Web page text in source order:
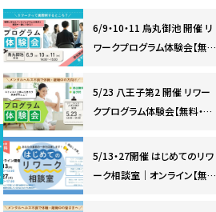
6/9・10・11 烏丸御池 開催 リ
ワークプログラム体験会【無
5/23 八王子第2 開催 リワー
クプログラム体験会【無料・予
5/13・27開催 はじめてのリワ
ーク相談室｜オンライン【無